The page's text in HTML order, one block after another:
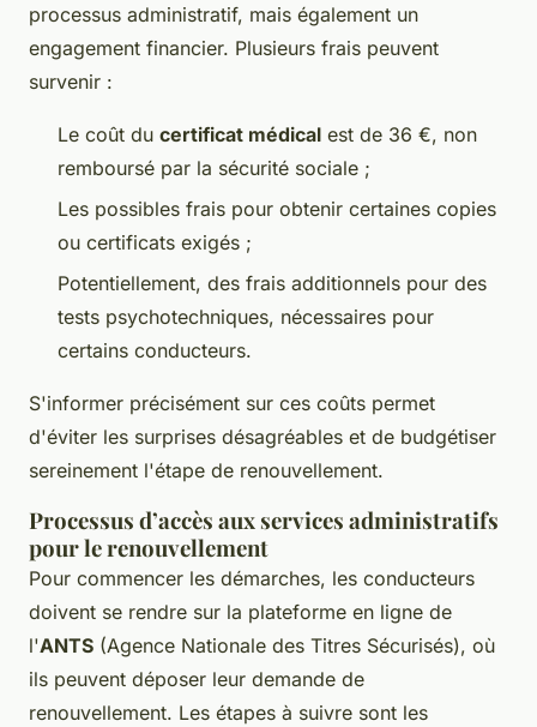
processus administratif, mais également un
engagement financier. Plusieurs frais peuvent
survenir :
Le coût du certificat médical est de 36 €, non
remboursé par la sécurité sociale ;
Les possibles frais pour obtenir certaines copies
ou certificats exigés ;
Potentiellement, des frais additionnels pour des
tests psychotechniques, nécessaires pour
certains conducteurs.
S'informer précisément sur ces coûts permet
d'éviter les surprises désagréables et de budgétiser
sereinement l'étape de renouvellement.
Processus d’accès aux services administratifs
pour le renouvellement
Pour commencer les démarches, les conducteurs
doivent se rendre sur la plateforme en ligne de
l'ANTS (Agence Nationale des Titres Sécurisés), où
ils peuvent déposer leur demande de
renouvellement. Les étapes à suivre sont les